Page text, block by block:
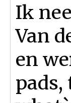
Ik
Van
en
pads,